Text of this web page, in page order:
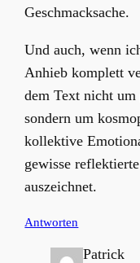
Geschmacksache.
Und auch, wenn
Anhieb komplett
dem Text nicht
sondern um
kollektive
gewisse
auszeichnet.
Antworten
Patrick